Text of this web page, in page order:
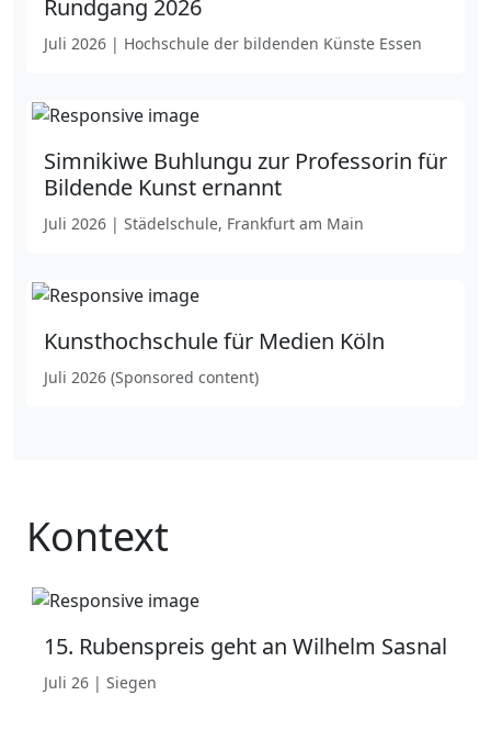
Rundgang 2026
Juli 2026 | Hochschule der bildenden Künste Essen
Simnikiwe Buhlungu zur Professorin für
Bildende Kunst ernannt
Juli 2026 | Städelschule, Frankfurt am Main
Kunsthochschule für Medien Köln
Juli 2026 (Sponsored content)
Kontext
15. Rubenspreis geht an Wilhelm Sasnal
Juli 26 | Siegen